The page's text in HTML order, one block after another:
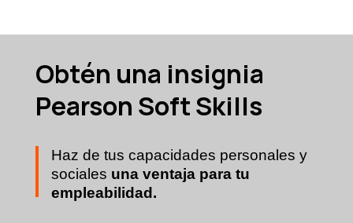
Obtén una insignia
Pearson Soft Skills
Haz de tus capacidades personales y
sociales una ventaja para tu
empleabilidad.